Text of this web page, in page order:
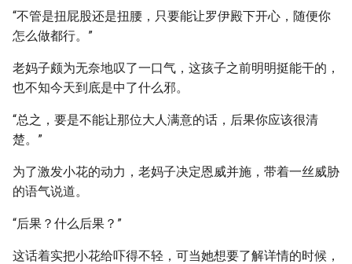
“不管是扭屁股还是扭腰，只要能让罗伊殿下开心，随便你
怎么做都行。”
老妈子颇为无奈地叹了一口气，这孩子之前明明挺能干的，
也不知今天到底是中了什么邪。
“总之，要是不能让那位大人满意的话，后果你应该很清
楚。”
为了激发小花的动力，老妈子决定恩威并施，带着一丝威胁
的语气说道。
“后果？什么后果？”
这话着实把小花给吓得不轻，可当她想要了解详情的时候，